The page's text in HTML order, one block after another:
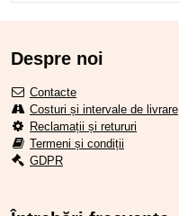
Despre noi
Contacte
Costuri și intervale de livrare
Reclamații și retururi
Termeni și condiții
GDPR